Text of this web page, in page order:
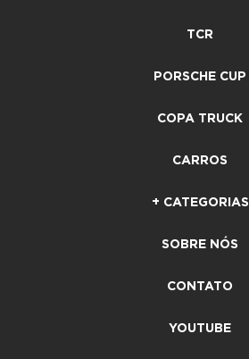
TCR
PORSCHE CUP
COPA TRUCK
CARROS
+ CATEGORIAS
SOBRE NÓS
CONTATO
YOUTUBE